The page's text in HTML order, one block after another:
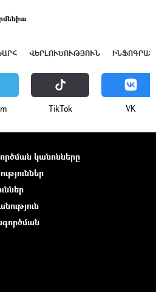
ՎԵՐԼՈՒԾՈՒԹՅՈՒՆ
ТikТоk VK
կանոնները